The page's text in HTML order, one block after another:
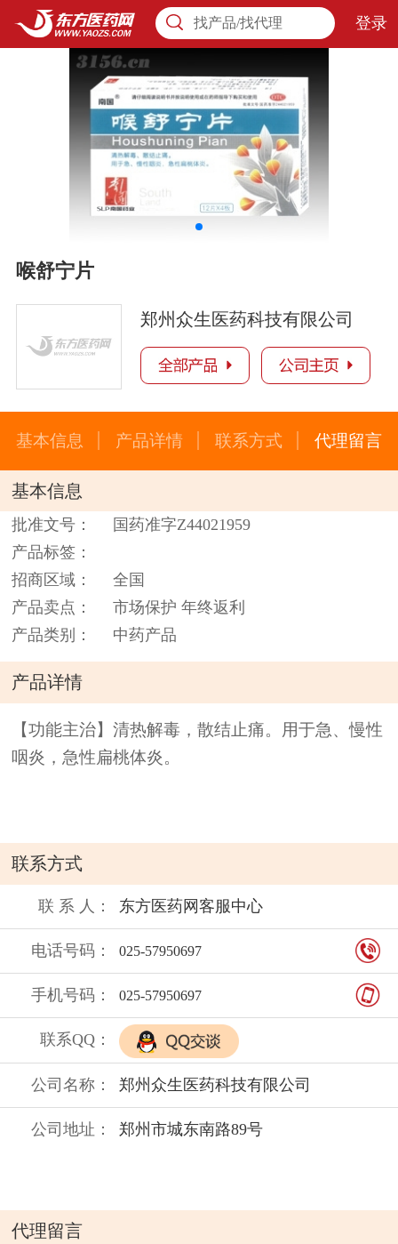
找产品/找代理 登录
喉舒宁片
郑州众生医药科技有限公司
基本信息 产品详情 联系方式 代理留言
基本信息
批准文号：
国药准字Z44021959
产品标签：
招商区域：
全国
产品卖点：
市场保护 年终返利
产品类别：
中药产品
产品详情
【功能主治】清热解毒，散结止痛。用于急、慢性
咽炎，急性扁桃体炎。
联系方式
联 系 人： 东方医药网客服中心
电话号码： 025-57950697
手机号码： 025-57950697
联系QQ：
公司名称： 郑州众生医药科技有限公司
公司地址： 郑州市城东南路89号
代理留言